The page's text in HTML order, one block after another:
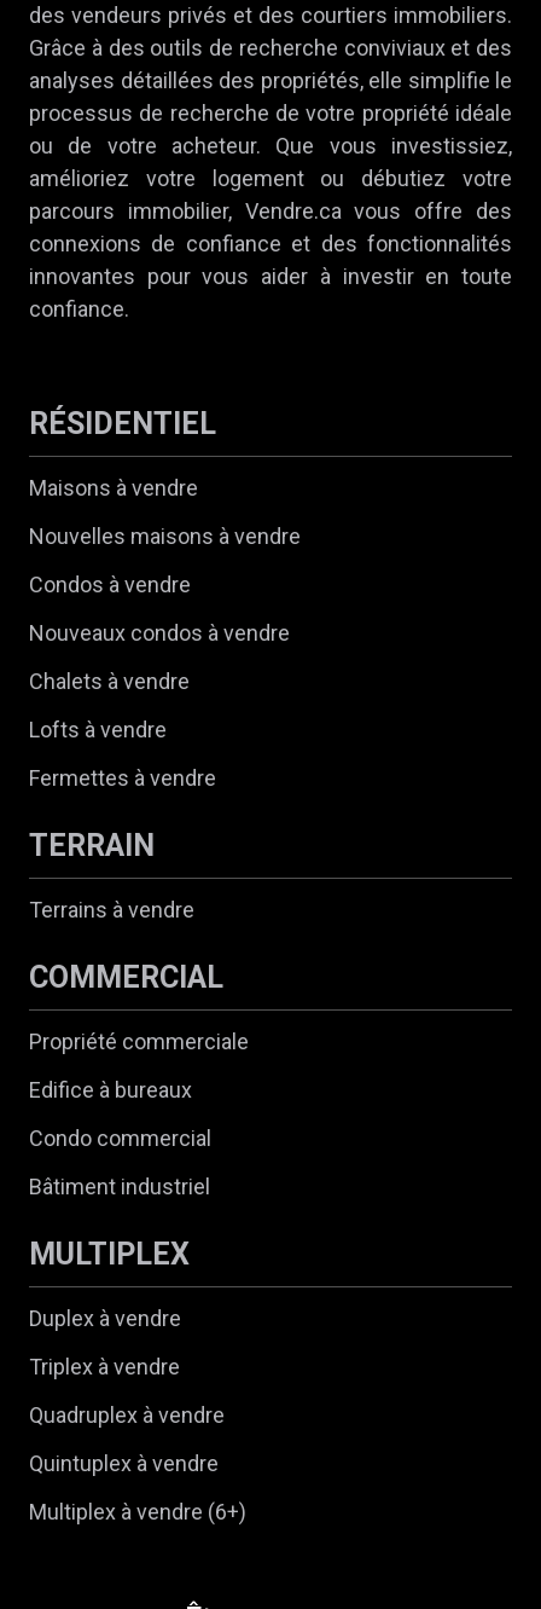
des vendeurs privés et des courtiers immobiliers.
Grâce à des outils de recherche conviviaux et des
analyses détaillées des propriétés, elle simplifie le
processus de recherche de votre propriété idéale
ou de votre acheteur. Que vous investissiez,
amélioriez votre logement ou débutiez votre
parcours immobilier, Vendre.ca vous offre des
connexions de confiance et des fonctionnalités
innovantes pour vous aider à investir en toute
confiance.
RÉSIDENTIEL
Maisons à vendre
Nouvelles maisons à vendre
Condos à vendre
Nouveaux condos à vendre
Chalets à vendre
Lofts à vendre
Fermettes à vendre
TERRAIN
Terrains à vendre
COMMERCIAL
Propriété commerciale
Edifice à bureaux
Condo commercial
Bâtiment industriel
MULTIPLEX
Duplex à vendre
Triplex à vendre
Quadruplex à vendre
Quintuplex à vendre
Multiplex à vendre (6+)